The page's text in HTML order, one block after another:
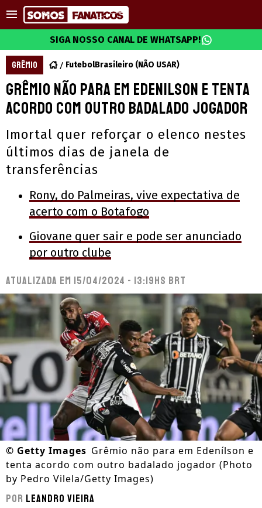
SIGA NOSSO CANAL DE WHATSAPP!
GRÊMIO FutebolBrasileiro (NÃO USAR)
Grêmio não para em Edenilson e tenta
acordo com outro badalado jogador
Imortal quer reforçar o elenco nestes
últimos dias de janela de
transferências
Rony, do Palmeiras, vive expectativa de
acerto com o Botafogo
Giovane quer sair e pode ser anunciado
por outro clube
Atualizada em 15/04/2024 - 13:19hs BRT
© Getty Images Grêmio não para em Edenílson e
tenta acordo com outro badalado jogador (Photo
by Pedro Vilela/Getty Images)
Por Leandro Vieira